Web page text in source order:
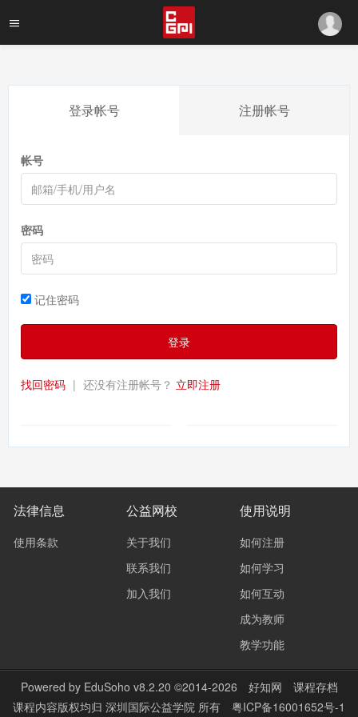
登录帐号 注册帐号
帐号
密码
记住密码
登录
找回密码 | 还没有注册帐号？ 立即注册
法律信息
使用条款
公益网校
关于我们
联系我们
加入我们
使用说明
如何注册
如何学习
如何互动
成为教师
教学功能
Powered by EduSoho v8.2.20 ©2014-2026 好知网
课程存档
课程内容版权均归 深圳国际公益学院 所有 粤ICP备16001652号-1